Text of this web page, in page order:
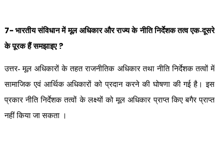
7-भारतीय संविधान में मूल अधिकार और राज्य के नीति निर्देशक तत्व एक-दूसरे
के पूरक हैं समझाइए ?
उत्तर- मूल अधिकारों के तहत राजनीतिक अधिकार तथा नीति निर्देशक तत्वों में
सामाजिक एवं आर्थिक अधिकारों को प्रदान करने की घोषणा की गई है। इस
प्रकार नीति निर्देशक तत्वों के लक्ष्यों को मूल अधिकार प्राप्त किए बगैर प्राप्त
नहीं किया जा सकता ।